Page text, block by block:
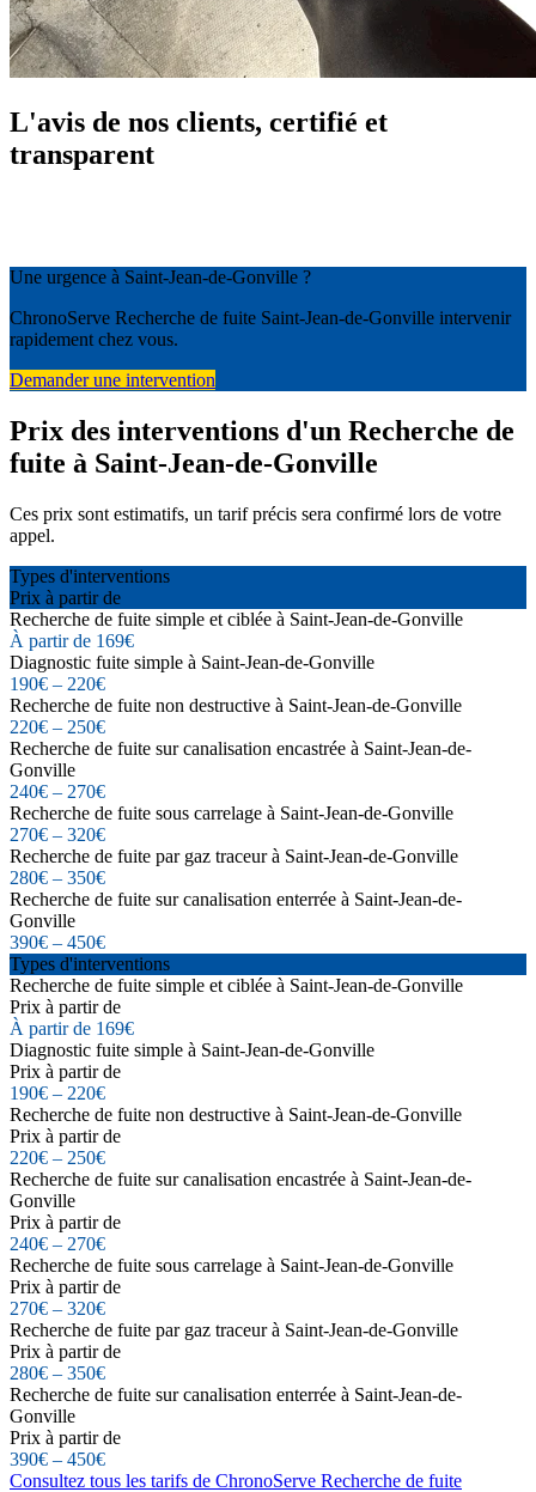
L'avis de nos clients, certifié et
transparent
Une urgence à Saint-Jean-de-Gonville ?
ChronoServe Recherche de fuite Saint-Jean-de-Gonville intervenir
rapidement chez vous.
Demander une intervention
Prix des interventions d'un Recherche de
fuite à Saint-Jean-de-Gonville
Ces prix sont estimatifs, un tarif précis sera confirmé lors de votre
appel.
Types d'interventions
Prix à partir de
Recherche de fuite simple et ciblée à Saint-Jean-de-Gonville
À partir de 169€
Diagnostic fuite simple à Saint-Jean-de-Gonville
190€ – 220€
Recherche de fuite non destructive à Saint-Jean-de-Gonville
220€ – 250€
Recherche de fuite sur canalisation encastrée à Saint-Jean-de-
Gonville
240€ – 270€
Recherche de fuite sous carrelage à Saint-Jean-de-Gonville
270€ – 320€
Recherche de fuite par gaz traceur à Saint-Jean-de-Gonville
280€ – 350€
Recherche de fuite sur canalisation enterrée à Saint-Jean-de-
Gonville
390€ – 450€
Types d'interventions
Recherche de fuite simple et ciblée à Saint-Jean-de-Gonville
Prix à partir de
À partir de 169€
Diagnostic fuite simple à Saint-Jean-de-Gonville
Prix à partir de
190€ – 220€
Recherche de fuite non destructive à Saint-Jean-de-Gonville
Prix à partir de
220€ – 250€
Recherche de fuite sur canalisation encastrée à Saint-Jean-de-
Gonville
Prix à partir de
240€ – 270€
Recherche de fuite sous carrelage à Saint-Jean-de-Gonville
Prix à partir de
270€ – 320€
Recherche de fuite par gaz traceur à Saint-Jean-de-Gonville
Prix à partir de
280€ – 350€
Recherche de fuite sur canalisation enterrée à Saint-Jean-de-
Gonville
Prix à partir de
390€ – 450€
Consultez tous les tarifs de ChronoServe Recherche de fuite